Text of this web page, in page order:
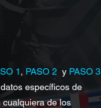
1, PASO 2 y PASO 3
específicos de
de los